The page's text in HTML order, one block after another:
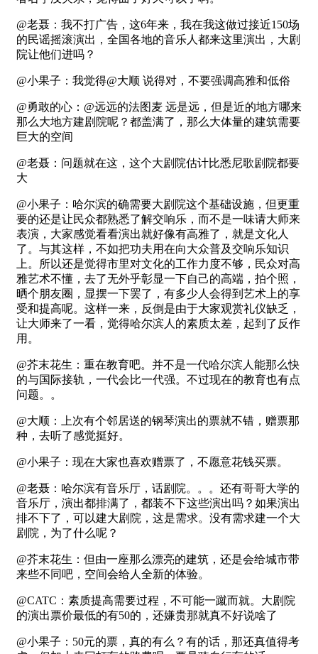
@老聂：我不打广告，这6年来，我在我这做过接近150场
的民谣摇滚演出，全国各地的音乐人都来这里演出，大剧
院让他们进吗？
@小果子：我觉得@大顺 说得对，不要强调高雅和低俗
@勇敢的心：@远远的法图麦 远是远，但是近的地方哪来
那么大地方建剧院呢？都盖满了，那么大体量的建筑需要
巨大的空间
@老聂：问题就在这，这个大剧院估计比悉尼歌剧院都要
大
@小果子：哈尔滨的确需要大剧院这个基础设施，但更重
要的还是让民众都熟悉了解交响乐，而不是一味请大师来
表演，大家感觉看看演出就好像有高雅了，就是文化人
了。与其这样，不如把功夫用在向大众普及交响乐知识
上。所以还是觉得市里对文化的工作力度不够，民众对高
雅艺术不懂，去了无外乎彰显一下自己的高端，拍个照，
晒个朋友圈，显摆一下罢了，有多少人会得到艺术上的享
受和提高呢。这样一来，反倒是由于大家观赏礼仪缺乏，
让大师来了一看，觉得哈尔滨人的素质太差，起到了反作
用。
@芥末花生：重在教育吧。并不是一代哈尔滨人能那么快
的与国际接轨，一代会比一代强。不过现在的教育也有点
问题。。
@大顺：上次有个邻居送的钢琴演出的票就不错，赠票那
种，去听了感觉挺好。
@小果子：现在大家也喜欢赠票了，不愿意花钱买票。
@老聂：哈尔滨有音乐厅，话剧院。。。还有哥哥大学的
音乐厅，演出都排满了，都装不下这些演出吗？如果演出
排不下了，可以建大剧院，这是需求。没有需求建一个大
剧院，为了什么呢？
@芥末花生：但由一座那么漂亮的建筑，还是会给城市带
来些不同吧，空间会给人全新的体验。
@CATC：素质提高需要过程，不可能一蹴而就。大剧院
的演出票价最低的有50的，还嫌贵那就真不好说啥了
@小果子：50元的票，真的有么？有的话，那还真值得考